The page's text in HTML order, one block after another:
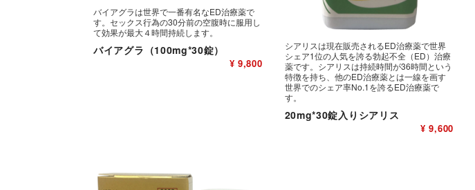
バイアグラは世界で一番有名なED治療薬で
す。セックス行為の30分前の空腹時に服用し
て効果が最大４時間持続します。
バイアグラ（100mg*30錠）
¥ 9,800
シアリスは現在販売されるED治療薬で世界
シェア1位の人気を誇る勃起不全（ED）治療
薬です。シアリスは持続時間が36時間という
特徴を持ち、他のED治療薬とは一線を画す
世界でのシェア率No.1を誇るED治療薬で
す。
20mg*30錠入りシアリス
¥ 9,600